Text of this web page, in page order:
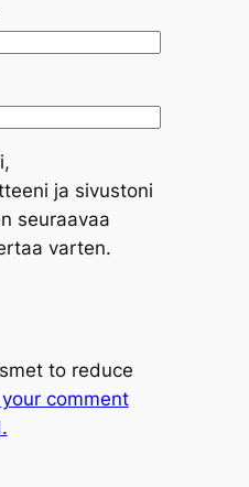
ja sivustoni
seuraavaa
varten.
to reduce
comment